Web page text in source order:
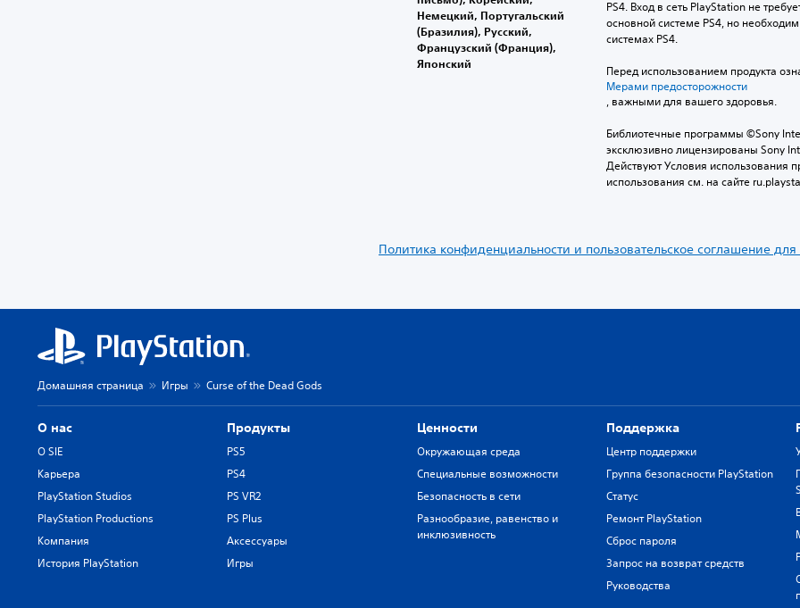
Немецкий, Португальский
(Бразилия), Русский,
Французский (Франция),
Японский
PS4. Вход в сеть PlayStation не
основной системе PS4, но
системах PS4.
Перед использованием продукта
Мерами предосторожности
, важными для вашего здоровья.
Библиотечные программы ©Sony
эксклюзивно лицензированы Sony
Действуют Условия использования
использования см. на сайте
Политика конфиденциальности и пользовательское соглашение для
Домашняя страница Игры Curse of the Dead Gods
О нас
О SIE
Карьера
PlayStation Studios
PlayStation Productions
Компания
История PlayStation
Продукты
PS5
PS4
PS VR2
PS Plus
Аксессуары
Игры
Ценности
Окружающая среда
Специальные возможности
Безопасность в сети
Разнообразие, равенство и
инклюзивность
Поддержка
Центр поддержки
Группа безопасности PlayStation
Статус
Ремонт PlayStation
Сброс пароля
Запрос на возврат средств
Руководства